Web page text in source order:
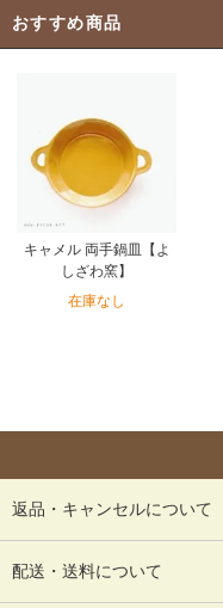
おすすめ商品
キャメル 両手鍋皿【よ
しざわ窯】
在庫なし
返品・キャンセルについて
配送・送料について